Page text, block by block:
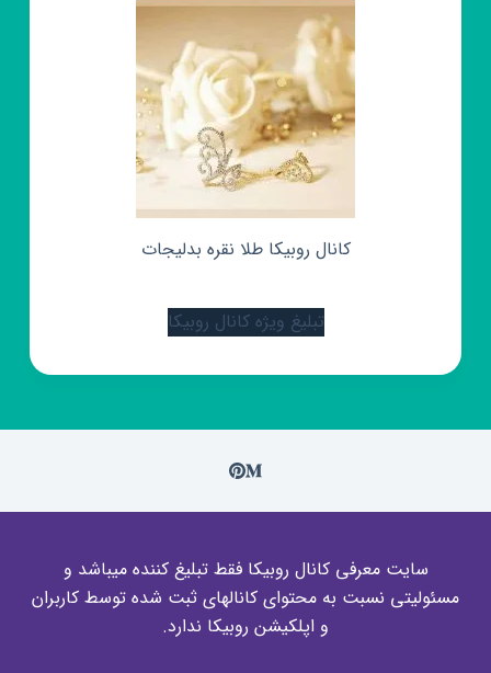
کانال روبیکا طلا نقره بدلیجات
تبلیغ ویژه کانال روبیکا
سایت معرفی کانال روبیکا فقط تبلیغ کننده میباشد و
مسئولیتی نسبت به محتوای کانالهای ثبت شده توسط کاربران
و اپلکیشن روبیکا ندارد.